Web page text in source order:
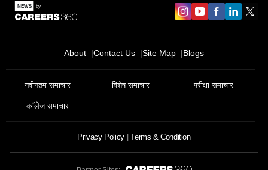
About Contact Us Site Map Blogs
नवीनतम समाचार विशेष समाचार परीक्षा समाचार
कॉलेज समाचार
Privacy Policy Terms & Condition